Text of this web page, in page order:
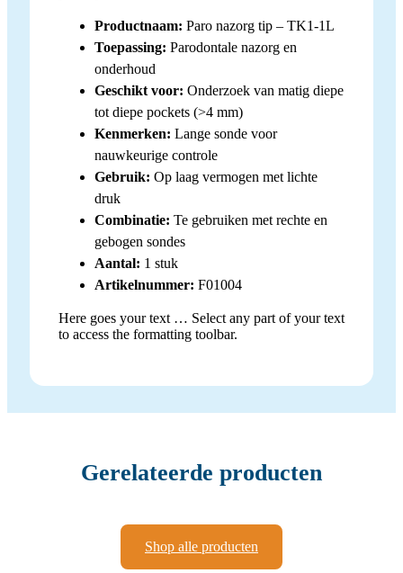
Productnaam: Paro nazorg tip – TK1-1L
Toepassing: Parodontale nazorg en
onderhoud
Geschikt voor: Onderzoek van matig diepe
tot diepe pockets (>4 mm)
Kenmerken: Lange sonde voor
nauwkeurige controle
Gebruik: Op laag vermogen met lichte
druk
Combinatie: Te gebruiken met rechte en
gebogen sondes
Aantal: 1 stuk
Artikelnummer: F01004
Here goes your text … Select any part of your text
to access the formatting toolbar.
Gerelateerde producten
Shop alle producten